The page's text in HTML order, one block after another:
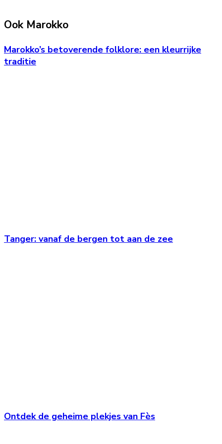
Ook Marokko
Marokko’s betoverende folklore: een kleurrijke
traditie
Tanger: vanaf de bergen tot aan de zee
Ontdek de geheime plekjes van Fès